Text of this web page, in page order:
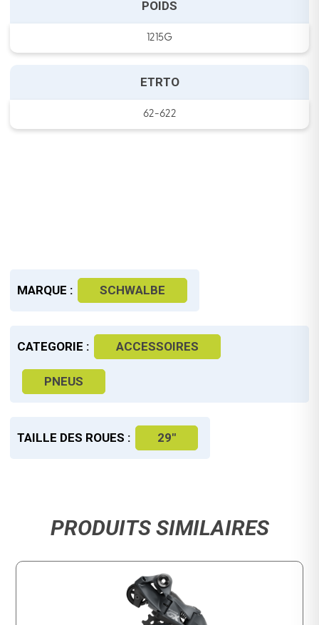
POIDS
1215G
ETRTO
62-622
MARQUE : SCHWALBE
CATEGORIE : ACCESSOIRES
PNEUS
TAILLE DES ROUES : 29"
PRODUITS SIMILAIRES